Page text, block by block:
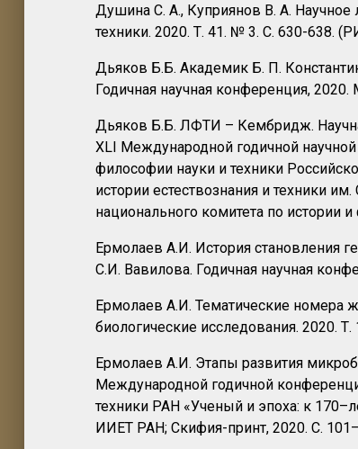
Душина С. А., Куприянов В. А. Научное
техники. 2020. Т. 41. № 3. С. 630-
Дьяков Б.Б. Академик Б. П.
Годичная научная конференция,
Дьяков Б.Б. ЛФТИ – Кембридж.
XLI Международной годичной
философии науки и техники
истории естествознания и техники
национального комитета по истории
Ермолаев А.И. История становления
С.И. Вавилова. Годичная научная
Ермолаев А.И. Тематические номера
биологические исследования. 2020.
Ермолаев А.И. Этапы развития
Международной годичной
техники РАН «Ученый и эпоха: к
ИИЕТ РАН; Скифия-принт, 2020. C.